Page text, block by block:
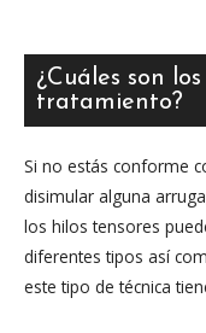
¿Cuáles son
tratamiento?
Si no estás conforme
disimular alguna
los hilos tensores
diferentes tipos así
este tipo de técnica